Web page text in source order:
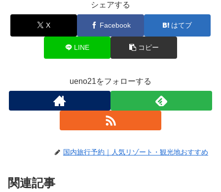
シェアする
X Facebook はてブ
LINE コピー
ueno21をフォローする
国内旅行予約｜人気リゾート・観光地おすすめ
関連記事